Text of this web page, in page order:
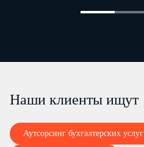
Наши клиенты ищут
Аутсорсинг бухгалтерских услуг